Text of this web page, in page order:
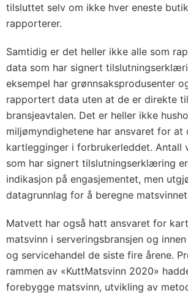
tilsluttet selv om ikke hver eneste
rapporterer.
Samtidig er det heller ikke alle som
data som har signert
eksempel har grønnsaksprodusenter
rapportert data uten at de er direkte
bransjeavtalen. Det er heller ikke
miljømyndighetene har ansvaret for at
kartlegginger i forbrukerleddet. Antall
som har signert tilslutningserklæring
indikasjon på engasjementet, men
datagrunnlag for å beregne
Matvett har også hatt ansvaret for
matsvinn i serveringsbransjen og
og servicehandel de siste fire årene.
rammen av «KuttMatsvinn 2020»
forebygge matsvinn, utvikling av